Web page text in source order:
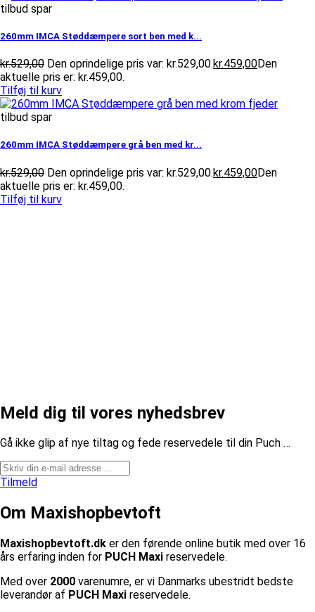
tilbud spar
260mm IMCA Støddæmpere sort ben med k...
kr.529,00 Den oprindelige pris var: kr.529,00.kr.459,00Den
aktuelle pris er: kr.459,00.
Tilføj til kurv
tilbud spar
260mm IMCA Støddæmpere grå ben med kr...
kr.529,00 Den oprindelige pris var: kr.529,00.kr.459,00Den
aktuelle pris er: kr.459,00.
Tilføj til kurv
Meld dig til vores nyhedsbrev
​Gå ikke glip af nye tiltag og fede reservedele til din Puch …
Tilmeld
Om Maxishopbevtoft
Maxishopbevtoft.dk er den førende online butik med over 16
års erfaring inden for PUCH Maxi reservedele.
Med over 2000 varenumre, er vi Danmarks ubestridt bedste
leverandør af PUCH Maxi reservedele.